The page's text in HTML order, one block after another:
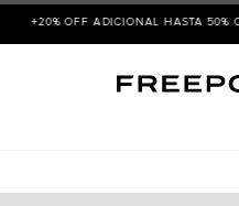
+20% OFF ADICIONAL HASTA 50%